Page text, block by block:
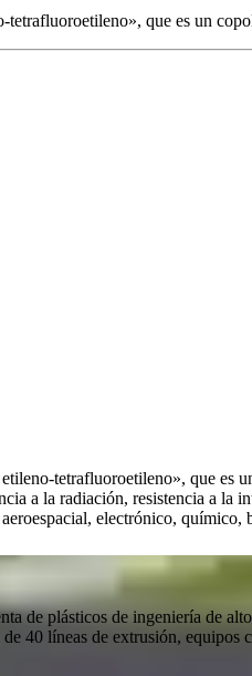
que es un
tetrafluoroetileno», que
a la radiación, resistencia a
electrónico,
de plásticos de ingeniería de
40 líneas de extrusión,